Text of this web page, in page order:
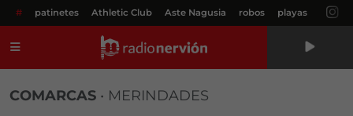
# patinetes Athletic Club Aste Nagusia robos playas
COMARCAS • MERINDADES